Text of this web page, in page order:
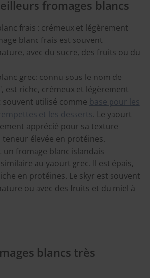
fromages blancs
frais : crémeux et légèrement
blanc frais est souvent
avec du sucre, des fruits ou du
grec: connu sous le nom de
est riche, crémeux et légèrement
souvent utilisé comme base pour les
et les desserts. Le yaourt
apprécié pour sa texture
teneur élevée en protéines.
un fromage blanc islandais
au yaourt grec. Il est épais,
en protéines. Le skyr est souvent
ou avec des fruits et du miel à
blancs très